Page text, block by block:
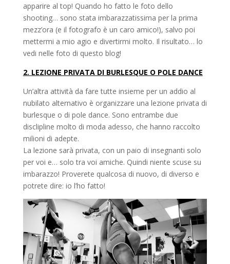
apparire al top! Quando ho fatto le foto dello
shooting… sono stata imbarazzatissima per la prima
mezz’ora (e il fotografo è un caro amico!), salvo poi
mettermi a mio agio e divertirmi molto. Il risultato… lo
vedi nelle foto di questo blog!
2. LEZIONE PRIVATA DI BURLESQUE O POLE DANCE
Un’altra attività da fare tutte insieme per un addio al
nubilato alternativo è organizzare una lezione privata di
burlesque o di pole dance. Sono entrambe due
disclipline molto di moda adesso, che hanno raccolto
milioni di adepte.
La lezione sarà privata, con un paio di insegnanti solo
per voi e… solo tra voi amiche. Quindi niente scuse su
imbarazzo! Proverete qualcosa di nuovo, di diverso e
potrete dire: io l’ho fatto!